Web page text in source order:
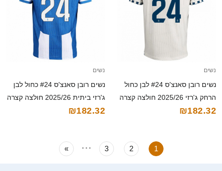
נשים
נשים רובן סאנצ'ס #24 לבן כחול
הרחק ג'רזי 2025/26 חולצה קצרה
₪182.32
נשים
נשים רובן סאנצ'ס #24 כחול לבן
ג'רזי ביתית 2025/26 חולצה קצרה
₪182.32
1
2
3
...
»